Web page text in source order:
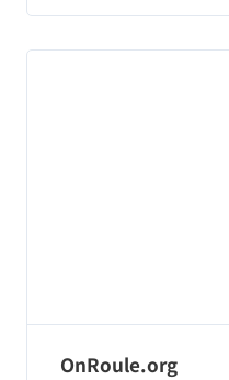
OnRoule.org